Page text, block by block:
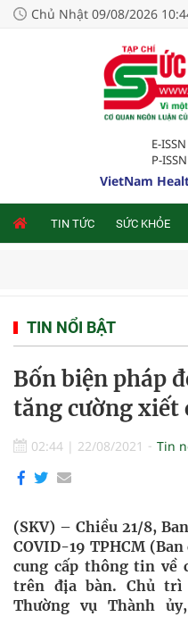
Chủ Nhật 09/08/2026
E-
P-
VietNam
TIN TỨC SỨC KHỎE
TIN NỔI BẬT
Bốn biện pháp
tăng cường xiết
02:44 | 22/08/2021 Tin
(SKV) – Chiều 21/8,
COVID-19 TPHCM
cung cấp thông tin về
trên địa bàn. Chủ trì
Thường vụ Thành